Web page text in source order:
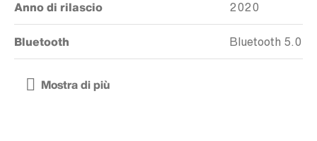
Anno di rilascio 2020
Bluetooth Bluetooth 5.0